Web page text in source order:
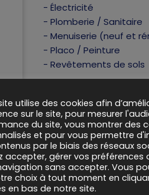
- Électricité
- Plomberie / Sanitaire
- Menuiserie (neuf et
- Placo / Peinture
- Revêtements de sols
utilise des cookies afin
sur le site, pour mesurer
du site, vous montrer des
et pour vous permettre
par le biais des réseaux
accepter, gérer vos préférences
sans accepter. Vous
choix à tout moment en
en bas de notre site.